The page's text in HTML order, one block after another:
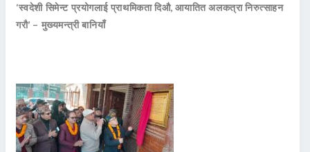
‘स्वदेशी सिमेन्ट प्रयोगलाई प्राथमिकता दिऔ, आयातित अलकत्रा निरुत्साहन
गरौ’ – मुख्यमन्त्री बानियाँ